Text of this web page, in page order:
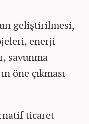
geliştirilmesi,
enerji
savunma
öne çıkması
ticaret